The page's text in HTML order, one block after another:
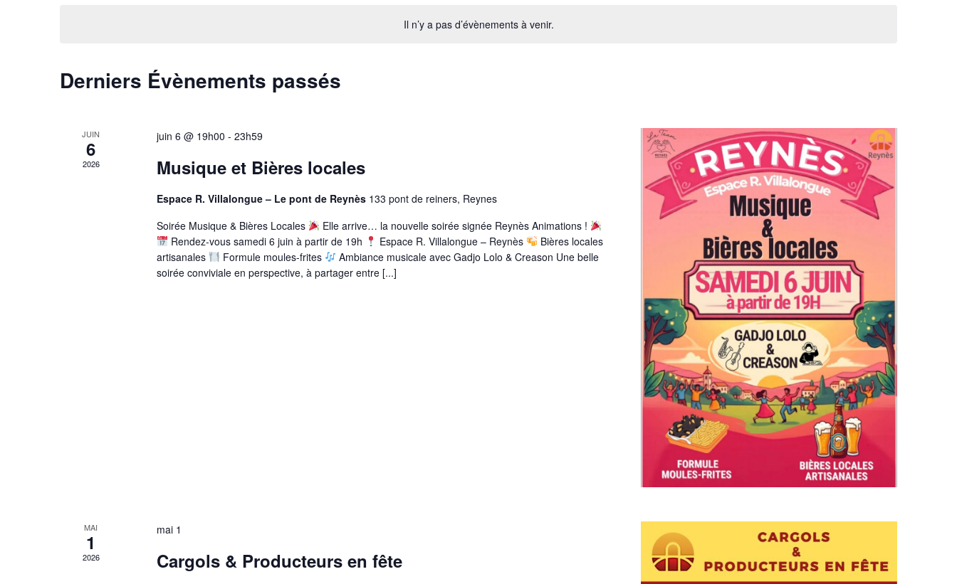
Il n’y a pas d’évènements à venir.
Derniers Évènements passés
JUIN
6
2026
juin 6 @ 19h00 - 23h59
Musique et Bières locales
Espace R. Villalongue – Le pont de Reynès 133 pont de reiners, Reynes
Soirée Musique & Bières Locales
Elle arrive… la nouvelle soirée signée Reynès Animations !
Rendez-vous samedi 6 juin à partir de 19h
Espace R. Villalongue – Reynès
Bières locales
artisanales
Formule moules-frites
Ambiance musicale avec Gadjo Lolo & Creason Une belle
soirée conviviale en perspective, à partager entre [...]
MAI
1
2026
mai 1
Cargols & Producteurs en fête